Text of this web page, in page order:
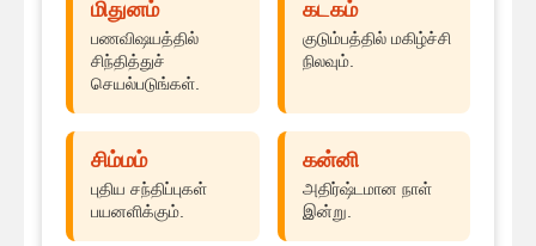
மிதுனம்
பணவிஷயத்தில்
சிந்தித்துச்
செயல்படுங்கள்.
கடகம்
குடும்பத்தில் மகிழ்ச்சி
நிலவும்.
சிம்மம்
புதிய சந்திப்புகள்
பயனளிக்கும்.
கன்னி
அதிர்ஷ்டமான நாள்
இன்று.